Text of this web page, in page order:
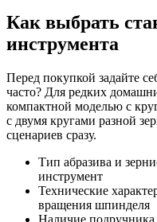
Как выбрать
инструмента
Перед покупкой задайте
часто? Для редких
компактной моделью с
с двумя кругами разной
сценариев сразу.
Тип абразива и
инструмент
Технические
вращения шпинделя